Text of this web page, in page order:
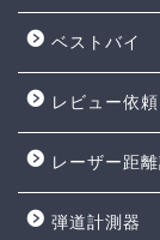
ベストバイ
レビュー依
レーザー距
弾道計測器